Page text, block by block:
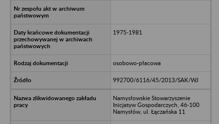
1975-1981
osobowo-płacowa
992700/6116/45/2013/SAK/WJ
Namysłowskie Stowarzyszenie
Inicjatyw Gospodarczych, 46-100
Namysłów, ul. Łączańska 11